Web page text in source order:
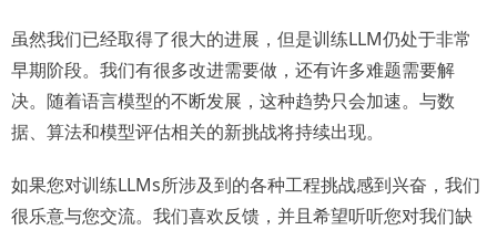
虽然我们已经取得了很大的进展，但是训练LLM仍处于非常
早期阶段。我们有很多改进需要做，还有许多难题需要解
决。随着语言模型的不断发展，这种趋势只会加速。与数
据、算法和模型评估相关的新挑战将持续出现。
如果您对训练LLMs所涉及到的各种工程挑战感到兴奋，我们
很乐意与您交流。我们喜欢反馈，并且希望听听您对我们缺